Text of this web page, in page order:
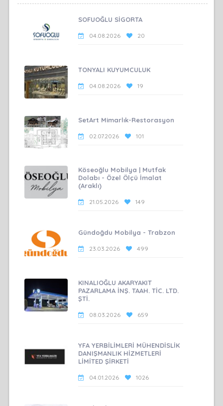
SOFUOĞLU SİGORTA
04.08.2026 20
TONYALI KUYUMCULUK
04.08.2026 19
SetArt Mimarlık-Restorasyon
02.07.2026 101
Köseoğlu Mobilya | Mutfak
Dolabı - Özel Ölçü İmalat
(Araklı)
21.05.2026 149
Gündoğdu Mobilya - Trabzon
23.03.2026 499
KINALIOĞLU AKARYAKIT
PAZARLAMA İNŞ. TAAH. TİC. LTD.
ŞTİ.
08.03.2026 659
YFA YERBİLİMLERİ MÜHENDİSLİK
DANIŞMANLIK HİZMETLERİ
LİMİTED ŞİRKETİ
04.01.2026 1026